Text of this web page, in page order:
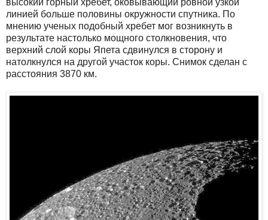
высокий горный хребет, оковывающий ровной узкой
линией больше половины окружности спутника. По
мнению ученых подобный хребет мог возникнуть в
результате настолько мощного столкновения, что
верхний слой коры Япета сдвинулся в сторону и
натолкнулся на другой участок коры. Снимок сделан с
расстояния 3870 км.